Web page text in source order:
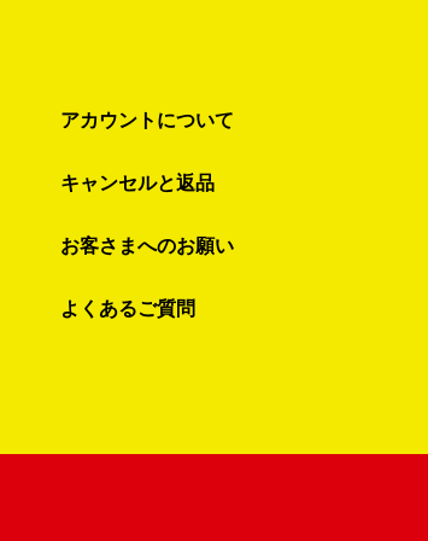
アカウントについて
キャンセルと返品
お客さまへのお願い
よくあるご質問